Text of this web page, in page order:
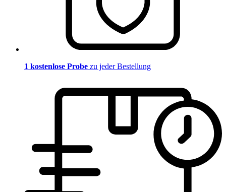
1 kostenlose Probe zu jeder Bestellung